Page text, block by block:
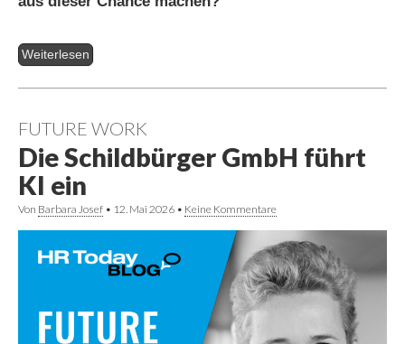
Weiterlesen
FUTURE WORK
Die Schildbürger GmbH führt
KI ein
Von Barbara Josef • 12. Mai 2026 • Keine Kommentare